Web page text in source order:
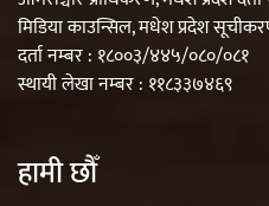
मिडिया काउन्सिल, मधेश प्रदेश
दर्ता नम्बर : १८००३/४४५/०८०/०८१
स्थायी लेखा नम्बर : ११८३३७४६९
हामी छौँ